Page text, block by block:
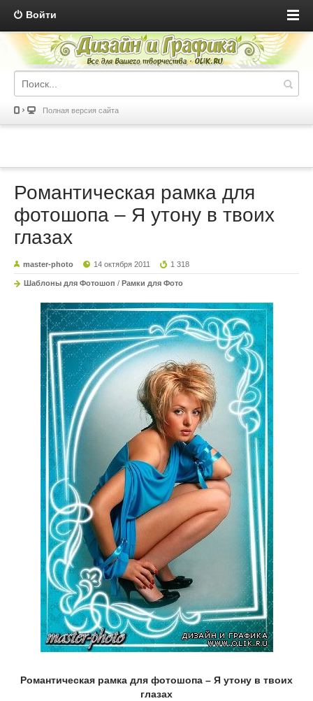
Войти
Полная версия сайта
Романтическая рамка для
фотошопа – Я утону в твоих
глазах
master-photo 14 октября 2011 1 318
Шаблоны для Фотошоп / Рамки для Фото
Романтическая рамка для фотошопа – Я утону в твоих
глазах